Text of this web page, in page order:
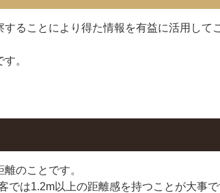
ることにより得た情報を有益に活用して
。
のことです。
は1.2m以上の距離感を持つことが大事で